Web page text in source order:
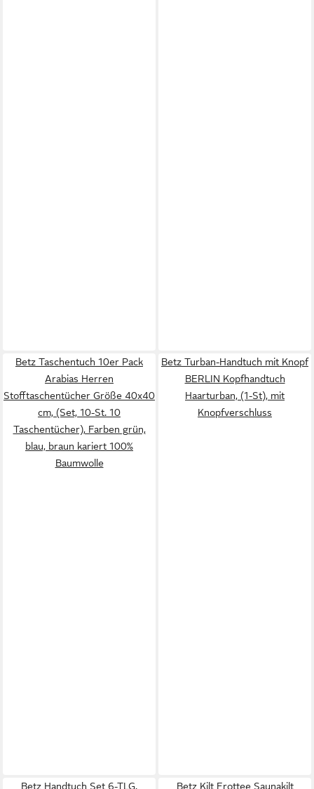
Betz Taschentuch 10er Pack
Arabias Herren
Stofftaschentücher Größe 40x40
cm, (Set, 10-St. 10
Taschentücher), Farben grün,
blau, braun kariert 100%
Baumwolle
Betz Turban-Handtuch mit Knopf
BERLIN Kopfhandtuch
Haarturban, (1-St), mit
Knopfverschluss
Betz Handtuch Set 6-TLG.
Betz Kilt Frottee Saunakilt